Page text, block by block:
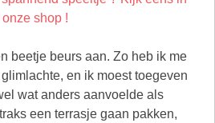
beetje beurs aan. Zo heb ik me
en ik moest toegeven
wat anders aanvoelde als
een terrasje gaan pakken,